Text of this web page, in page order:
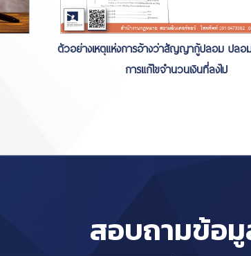
ตัวอย่างเหตุแห่งการอ้างว่าสัญญากู้ปลอม ปลอม
การแก้ไขจำนวนเงินที่ลงไป
สอบถามข้อ